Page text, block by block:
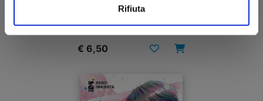
Rifiuta
€ 6,50